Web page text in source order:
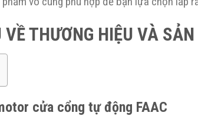
VỀ THƯƠNG HIỆU VÀ
cửa cổng tự động FAAC